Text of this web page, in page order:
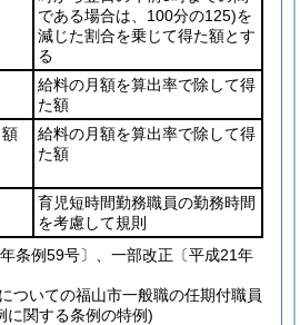
である場合は、100分の125)を
減じた割合を乗じて得た額とす
る
給料の月額を算出率で除して得
た額
給料の月額を算出率で除して得
た額
育児短時間勤務職員の勤務時間
を考慮して規則
条例59号〕、一部改正〔平成21年
ついての福山市一般職の任期付職員
に関する条例の特例)